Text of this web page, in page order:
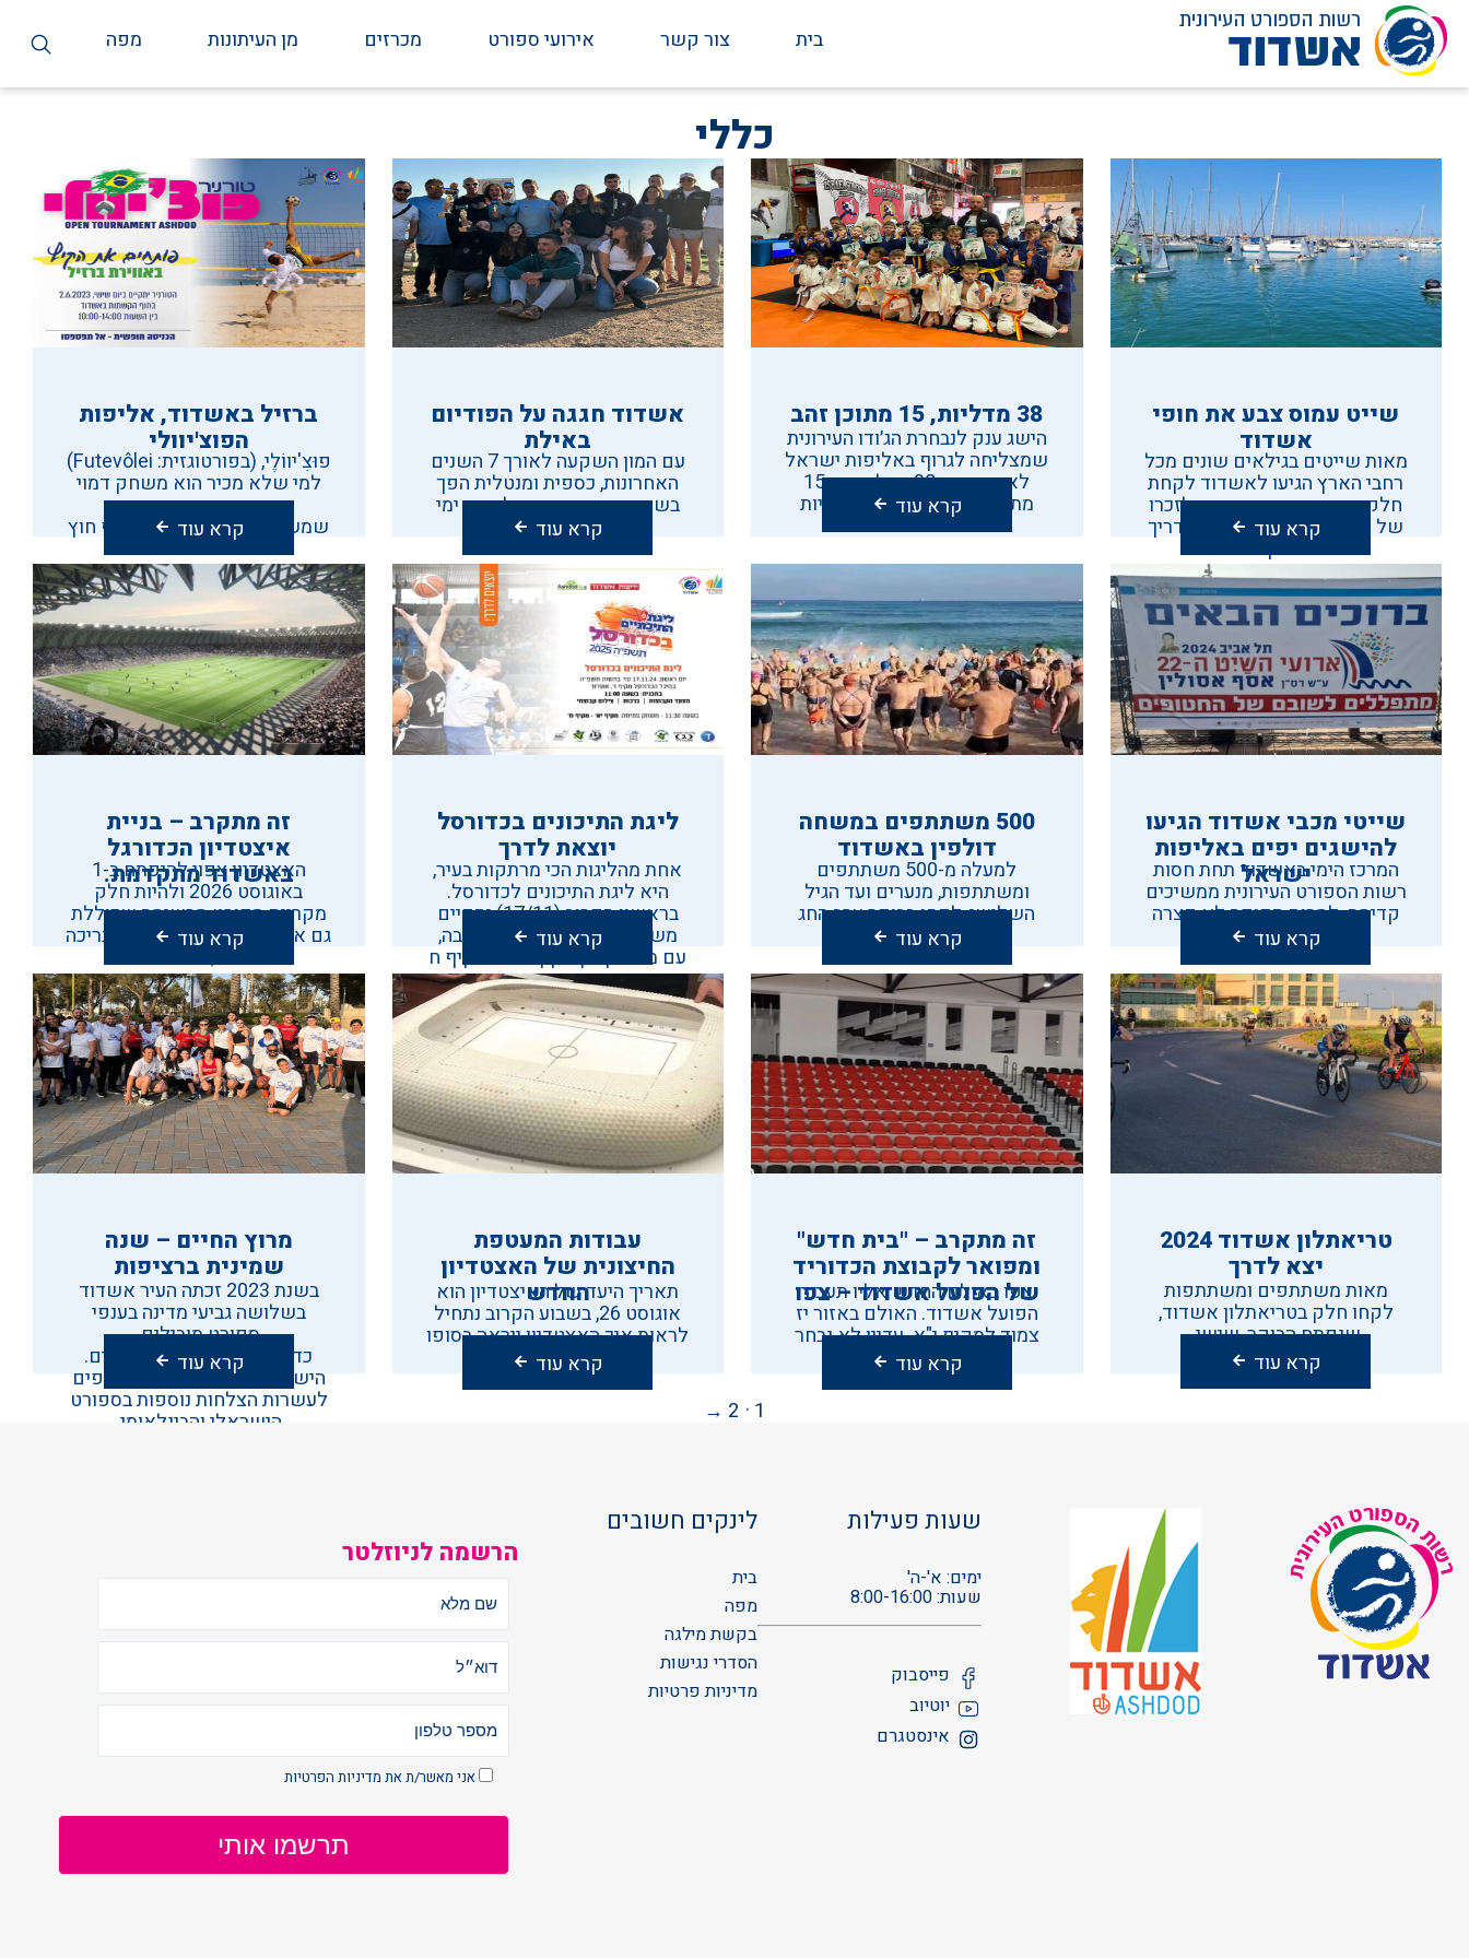
דלג
מפה מן העיתונות מכרזים אירועי ספורט צור קשר בית
כללי
שייט עמוס צבע את חופי
אשדוד
מאות שייטים בגילאים שונים מכל
רחבי הארץ הגיעו לאשדוד לקחת
חלק בשיט עמוס המסורתי. לזכרו
של עמוס ליברמן ז"ל חניך ומדריך
במועדון הימי.
קרא עוד
38 מדליות, 15 מתוכן זהב
הישג ענק לנבחרת הג׳ודו העירונית
שמצליחה לגרוף באליפות ישראל
לא פחות מ-38 מדליות ש-15
מתוכן זהב, 15 כסף ו-8 מדליות
ארד.
קרא עוד
אשדוד חגגה על הפודיום
באילת
עם המון השקעה לאורך 7 השנים
האחרונות, כספית ומנטלית הפך
בשקט בשקט המרכז לחינוך ימי
קרא עוד
ברזיל באשדוד, אליפות
הפוצ'יוולי
פוּצִ'יווֹלֶי, (בפורטוגזית: Futevôlei)
למי שלא מכיר הוא משחק דמוי
כדורעף וכדורשת חופים
שמשחקים עם כל חלקי הגוף חוץ
מהידיים
קרא עוד
שייטי מכבי אשדוד הגיעו
להישגים יפים באליפות
ישראל
המרכז הימי באשדוד תחת חסות
רשות הספורט העירונית ממשיכים
קדימה. למרות תקופה לא קצרה
של מחסור באימונים
קרא עוד
500 משתתפים במשחה
דולפין באשדוד
למעלה מ-500 משתתפים
ומשתתפות, מנערים ועד הגיל
השלישי, לקחו בבוקר ערב החג
חלק במשחה "דולפין"
קרא עוד
ליגת התיכונים בכדורסל
יוצאת לדרך
אחת מהליגות הכי מרתקות בעיר,
היא ליגת התיכונים לכדורסל.
בראשון הקרוב (17/11) יתקיים
משחק הפתיחה לשנה הקרובה,
עם משחק בין מקיף י"א למקיף ח
קרא עוד
זה מתקרב – בניית
איצטדיון הכדורגל
באשדוד מתקדמת.האצטדיון צפוי להיפתח ב-1
באוגוסט 2026 ולהיות חלק
מקריית ספורט מרשימה שכוללת
גם ארנה עם 5,000 מושבים, בריכה
אולימפית, ושטחי מסחר
קרא עוד
טריאתלון אשדוד 2024
יצא לדרך
מאות משתתפים ומשתתפות
לקחו חלק בטריאתלון אשדוד,
שנפתח הבוקר, שישי.
קרא עוד
זה מתקרב – "בית חדש"
ומפואר לקבוצת הכדוריד
של הפועל אשדוד – צפו
צפו באולם החדש אליו תעבור
הפועל אשדוד. האולם באזור יז
צמוד למקיף י"א. עדיין לא נבחר
שם.
קרא עוד
עבודות המעטפת
החיצונית של האצטדיון
החדש
תאריך היעד של האיצטדיון הוא
אוגוסט 26, בשבוע הקרוב נתחיל
לראות איך האצטדיון ייראה בסופו
של דבר.
קרא עוד
מרוץ החיים – שנה
שמינית ברציפות
בשנת 2023 זכתה העיר אשדוד
בשלושה גביעי מדינה בענפי
ספורט מובילים.
כדויד, כדורעף וכדורסל נשים.
הישגים מדהימים אלה מצטרפים
לעשרות הצלחות נוספות בספורט
הישראלי והבינלאומי.
קרא עוד
עמוד
1 עמוד
2 עמוד
→
שעות פעילות
ימים: א'-ה'
שעות: 8:00-16:00
פייסבוק
יוטיוב
אינסטגרם
לינקים חשובים
בית
מפה
בקשת מילגה
הסדרי נגישות
מדיניות פרטיות
הרשמה לניוזלטר
אני מאשר/ת את מדיניות הפרטיות